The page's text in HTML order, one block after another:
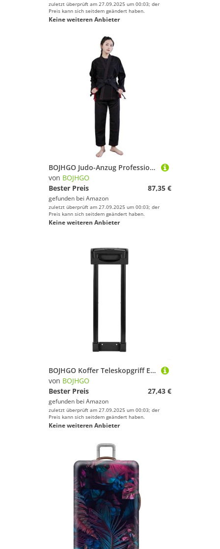
zuletzt überprüft am 27.09.2025 um 00:03; der
Preis kann sich seitdem geändert haben.
Keine weiteren Anbieter
BOJHGO Judo-Anzug Professioneller for Erwachsene Herren und Damen Blau Weiß Schwarz Judo-Anzüge Für Training(Black with red,177-183cm)
von BOJHGO
Bester Preis
87,35 €
gefunden bei Amazon
zuletzt überprüft am 27.09.2025 um 00:03; der
Preis kann sich seitdem geändert haben.
Keine weiteren Anbieter
BOJHGO Koffer Teleskopgriff Ersatzteil Zugstange Reisegepäck für Trolleys
von BOJHGO
Bester Preis
27,43 €
gefunden bei Amazon
zuletzt überprüft am 27.09.2025 um 00:03; der
Preis kann sich seitdem geändert haben.
Keine weiteren Anbieter